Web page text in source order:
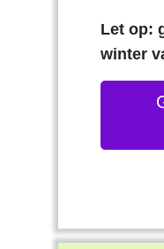
Let op:
winter